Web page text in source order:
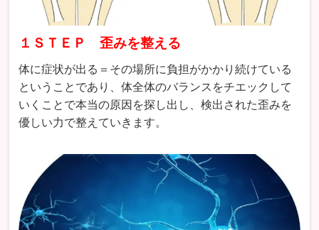
１ＳＴＥＰ 歪みを整える
体に症状が出る＝その場所に負担がかかり続けている
ということであり、体全体のバランスをチエックして
いくことで本当の原因を探し出し、検出された歪みを
優しい力で整えていきます。